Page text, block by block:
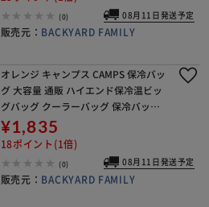
(0) 08月11日発送予定
販売元： BACKYARD FAMILY
オレンジ キャンプス CAMPS 保冷バッ
グ 大容量 通販 ハイエンド保冷温ビッ
グバッグ クーラーバッグ 保冷バック
クーラーバック レジャーバッグ ファ
スナー 大きめ エコバッグ 大型 お弁当
¥1,835
18ポイント(1倍)
(0) 08月11日発送予定
販売元： BACKYARD FAMILY